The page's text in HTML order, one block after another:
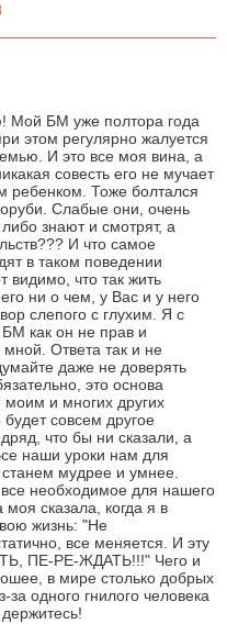
Мой БМ уже полтора года
этом регулярно жалуется
И это все моя вина, а
совесть его не мучает
ребенком. Тоже болтался
Слабые они, очень
знают и смотрят, а
И что самое
в таком поведении
видимо, что так жить
ни о чем, у Вас и у него
слепого с глухим. Я с
БМ как он не прав и
мной. Ответа так и не
даже не доверять
это основа
и многих других
совсем другое
что бы ни сказали, а
наши уроки нам для
мудрее и умнее.
необходимое для нашего
сказала, когда я в
жизнь: "Не
все меняется. И эту
ПЕ-РЕ-ЖДАТЬ!!!" Чего и
в мире столько добрых
одного гнилого человека